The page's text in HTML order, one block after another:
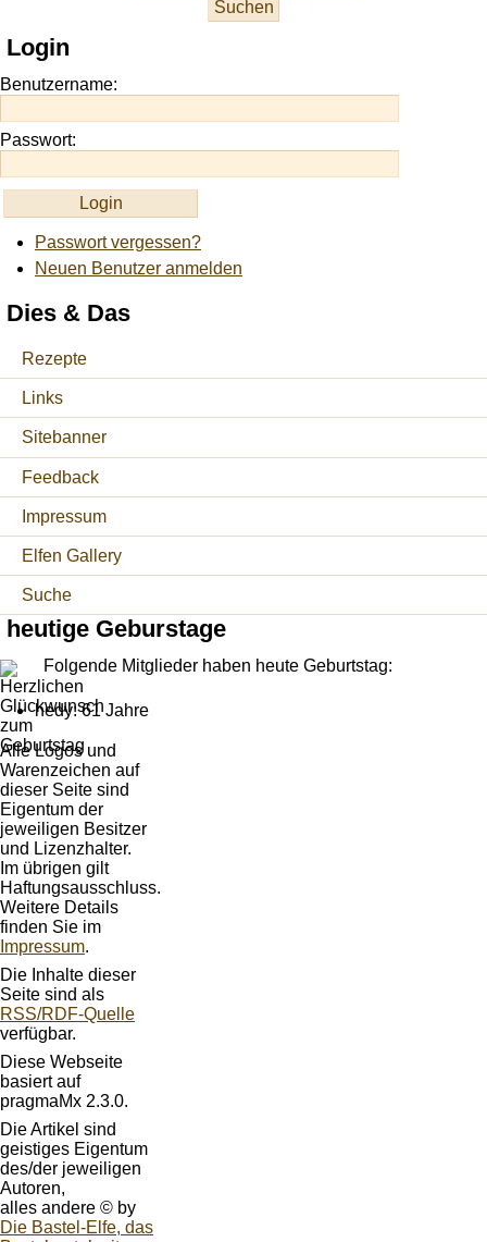
site
https://onlineslots.money/
Login
Benutzername:
Passwort:
Passwort vergessen?
Neuen Benutzer anmelden
Dies & Das
Rezepte
Links
Sitebanner
Feedback
Impressum
Elfen Gallery
Suche
heutige Geburstage
Folgende Mitglieder haben heute Geburtstag:
hedy: 61 Jahre
Alle Logos und
Warenzeichen auf
dieser Seite sind
Eigentum der
jeweiligen Besitzer
und Lizenzhalter.
Im übrigen gilt
Haftungsausschluss.
Weitere Details
finden Sie im
Impressum.
Die Inhalte dieser
Seite sind als
RSS/RDF-Quelle
verfügbar.
Diese Webseite
basiert auf
pragmaMx 2.3.0.
Die Artikel sind
geistiges Eigentum
des/der jeweiligen
Autoren,
alles andere © by
Die Bastel-Elfe, das